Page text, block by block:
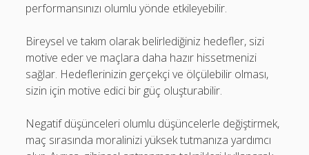
performansınızı olumlu yönde etkileyebilir.
Bireysel ve takım olarak belirlediğiniz hedefler, sizi
motive eder ve maçlara daha hazır hissetmenizi
sağlar. Hedeflerinizin gerçekçi ve ölçülebilir olması,
sizin için motive edici bir güç oluşturabilir.
Negatif düşünceleri olumlu düşüncelerle değiştirmek,
maç sırasında moralinizi yüksek tutmanıza yardımcı